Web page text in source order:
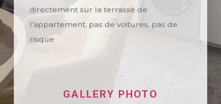
directement sur la terrasse de
l’appartement, pas de voitures, pas de
risque
GALLERY PHOTO